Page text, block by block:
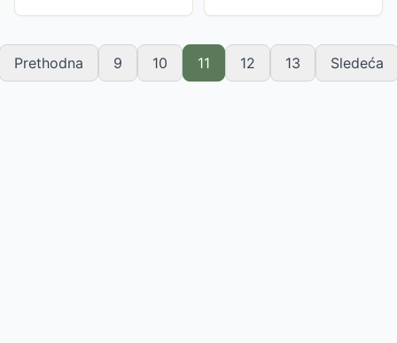
Prethodna 9 10 11 12 13 Sledeća